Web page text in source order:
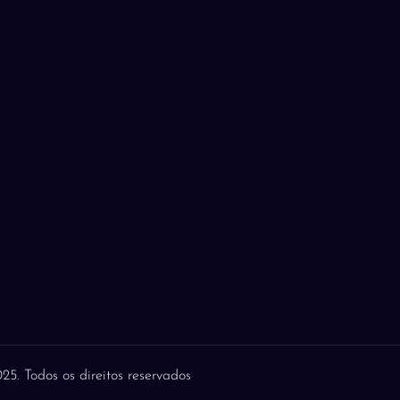
Todos os direitos reservados